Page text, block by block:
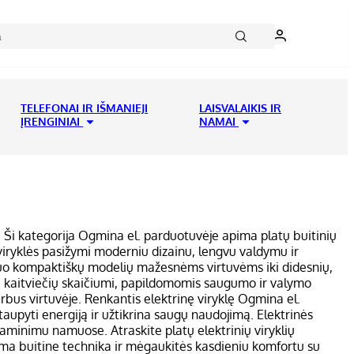
TELEFONAI IR IŠMANIEJI
ĮRENGINIAI
LAISVALAIKIS IR
NAMAI
kategorija Ogmina el. parduotuvėje apima platų buitinių
pasižymi moderniu dizainu, lengvu valdymu ir
kompaktiškų modelių mažesnėms virtuvėms iki didesnių,
skaičiumi, papildomomis saugumo ir valymo
virtuvėje. Renkantis elektrinę viryklę Ogmina el.
energiją ir užtikrina saugų naudojimą. Elektrinės
namuose. Atraskite platų elektrinių viryklių
buitine technika ir mėgaukitės kasdieniu komfortu su